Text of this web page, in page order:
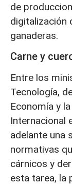
de
digitalización
ganaderas.
Carne y
Entre los
Tecnología,
Economía y
Internacional
adelante una
normativas
cárnicos y
esta tarea, la